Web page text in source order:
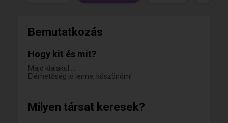
Bemutatkozás
Hogy kit és mit?
Majd kialakul …
Elérhetőség jó lenne, köszönöm!
Milyen társat keresek?